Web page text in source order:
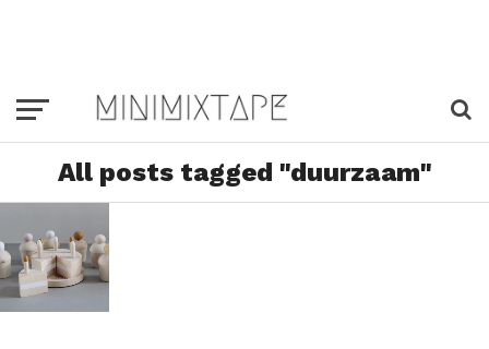
All posts tagged "duurzaam"